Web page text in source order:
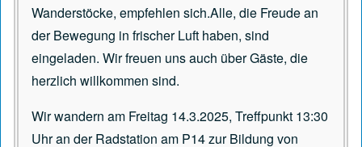
Wanderstöcke, empfehlen sich.Alle, die Freude an
der Bewegung in frischer Luft haben, sind
eingeladen. Wir freuen uns auch über Gäste, die
herzlich willkommen sind.
Wir wandern am Freitag 14.3.2025, Treffpunkt 13:30
Uhr an der Radstation am P14 zur Bildung von